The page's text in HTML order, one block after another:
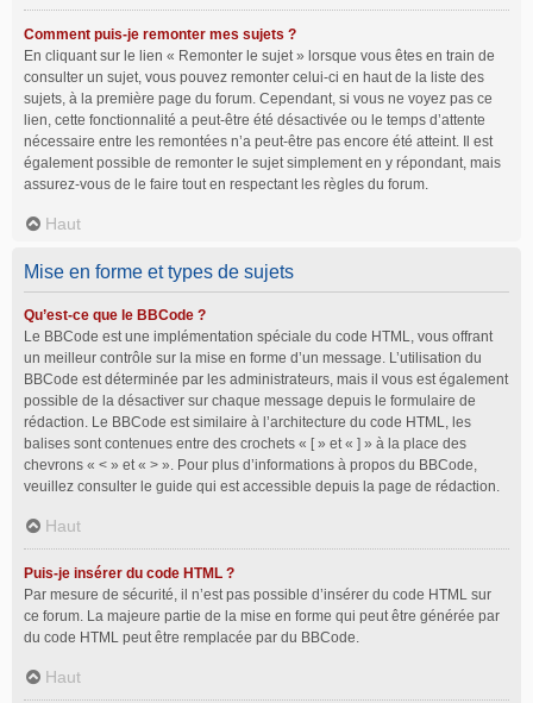
Comment puis-je remonter mes sujets ?
En cliquant sur le lien « Remonter le sujet » lorsque vous êtes en train de
consulter un sujet, vous pouvez remonter celui-ci en haut de la liste des
sujets, à la première page du forum. Cependant, si vous ne voyez pas ce
lien, cette fonctionnalité a peut-être été désactivée ou le temps d’attente
nécessaire entre les remontées n’a peut-être pas encore été atteint. Il est
également possible de remonter le sujet simplement en y répondant, mais
assurez-vous de le faire tout en respectant les règles du forum.
Haut
Mise en forme et types de sujets
Qu’est-ce que le BBCode ?
Le BBCode est une implémentation spéciale du code HTML, vous offrant
un meilleur contrôle sur la mise en forme d’un message. L’utilisation du
BBCode est déterminée par les administrateurs, mais il vous est également
possible de la désactiver sur chaque message depuis le formulaire de
rédaction. Le BBCode est similaire à l’architecture du code HTML, les
balises sont contenues entre des crochets « [ » et « ] » à la place des
chevrons « < » et « > ». Pour plus d’informations à propos du BBCode,
veuillez consulter le guide qui est accessible depuis la page de rédaction.
Haut
Puis-je insérer du code HTML ?
Par mesure de sécurité, il n’est pas possible d’insérer du code HTML sur
ce forum. La majeure partie de la mise en forme qui peut être générée par
du code HTML peut être remplacée par du BBCode.
Haut